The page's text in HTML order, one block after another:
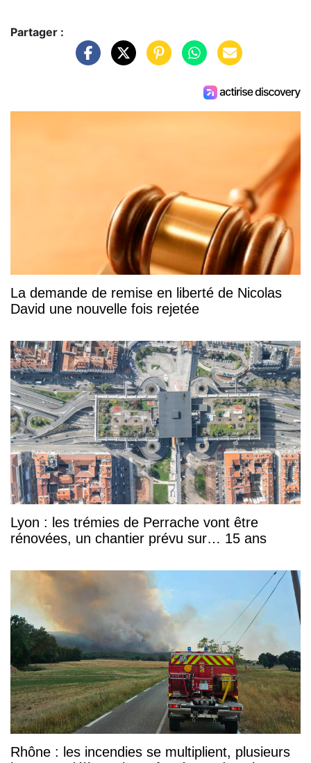
Partager :
La demande de remise en liberté de Nicolas
David une nouvelle fois rejetée
Lyon : les trémies de Perrache vont être
rénovées, un chantier prévu sur… 15 ans
Rhône : les incendies se multiplient, plusieurs